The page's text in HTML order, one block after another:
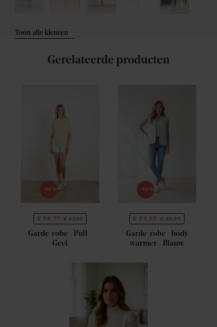
Toon alle kleuren
Gerelateerde producten
-40%
€ 28,77 € 47,95
Garde-robe - Pull -
Geel
-40%
€ 23,97 € 39,95
Garde-robe - body
warmer - Blauw